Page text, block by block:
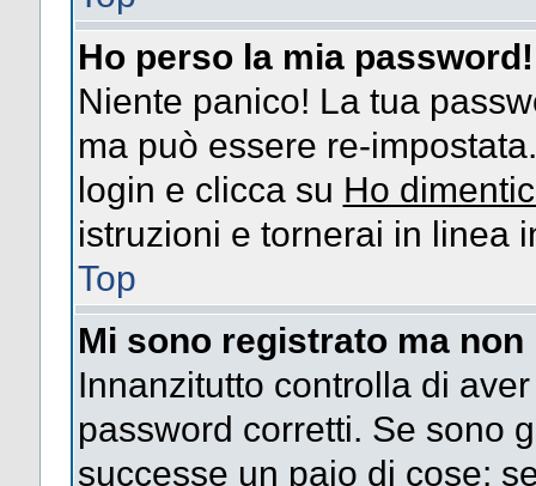
Ho perso la mia password!
Niente panico! La tua
ma può essere re-
login e clicca su Ho
istruzioni e tornerai in linea
Top
Mi sono registrato ma
Innanzitutto controlla di
password corretti. Se sono
successe un paio di cose: